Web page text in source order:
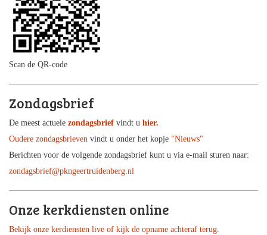
Scan de QR-code
Zondagsbrief
De meest actuele zondagsbrief vindt u hier.
Oudere zondagsbrieven vindt u onder het kopje "Nieuws"
Berichten voor de volgende zondagsbrief kunt u via e-mail sturen naar:
zondagsbrief@pkngeertruidenberg.nl
Onze kerkdiensten online
Bekijk onze kerdiensten live of kijk de opname achteraf terug